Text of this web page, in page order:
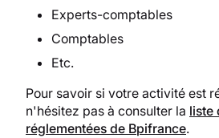
Experts-comptables
Comptables
Etc.
Pour savoir si votre activité est
n'hésitez pas à consulter la liste
réglementées de Bpifrance.